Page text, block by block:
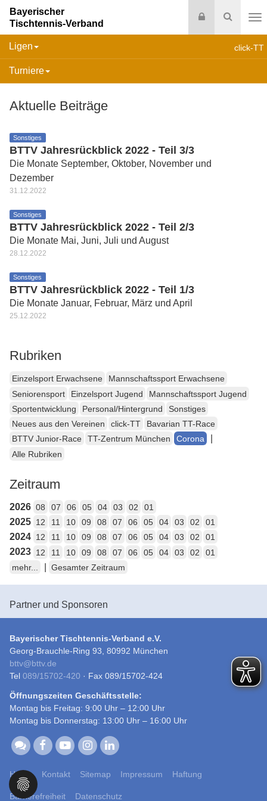
Suche
Login
Bayerischer
Tischtennis-Verband
click-TT
Ligen
Turniere
Aktuelle Beiträge
Sonstiges
BTTV Jahresrückblick 2022 - Teil 3/3
Die Monate September, Oktober, November und
Dezember
31.12.2022
Sonstiges
BTTV Jahresrückblick 2022 - Teil 2/3
Die Monate Mai, Juni, Juli und August
28.12.2022
Sonstiges
BTTV Jahresrückblick 2022 - Teil 1/3
Die Monate Januar, Februar, März und April
25.12.2022
Rubriken
Einzelsport Erwachsene
Mannschaftssport Erwachsene
Seniorensport
Einzelsport Jugend
Mannschaftssport Jugend
Sportentwicklung
Personal/Hintergrund
Sonstiges
Neues aus den Vereinen
click-TT
Bavarian TT-Race
BTTV Junior-Race
TT-Zentrum München Corona
Alle Rubriken
Zeitraum
2026 08 07 06 05 04 03 02 01
2025 12 11 10 09 08 07 06 05 04 03 02 01
2024 12 11 10 09 08 07 06 05 04 03 02 01
2023 12 11 10 09 08 07 06 05 04 03 02
01
mehr...
Gesamter Zeitraum
Partner und Sponsoren
Bayerischer Tischtennis-Verband e.V.
Georg-Brauchle-Ring 93, 80992 München
bttv@bttv.de
Tel 089/15702-420 · Fax 089/15702-424
Öffnungszeiten Geschäftsstelle:
Montag bis Freitag: 9:00 Uhr – 12:00 Uhr
Montag bis Donnerstag: 13:00 Uhr – 16:00 Uhr
Home Kontakt Sitemap Impressum Haftung
Barrierefreiheit Datenschutz